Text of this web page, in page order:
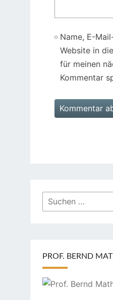
Name, E-
Website in
für meinen
Kommentar
Suchen
nach:
PROF. BERND